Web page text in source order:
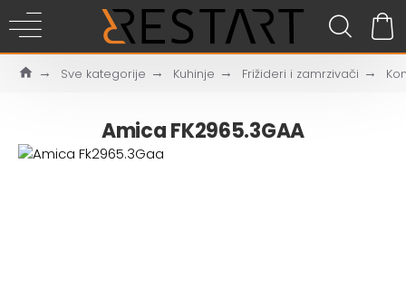
Sve kategorije Kuhinje Frižideri i zamrzivači
Amica FK2965.3GAA